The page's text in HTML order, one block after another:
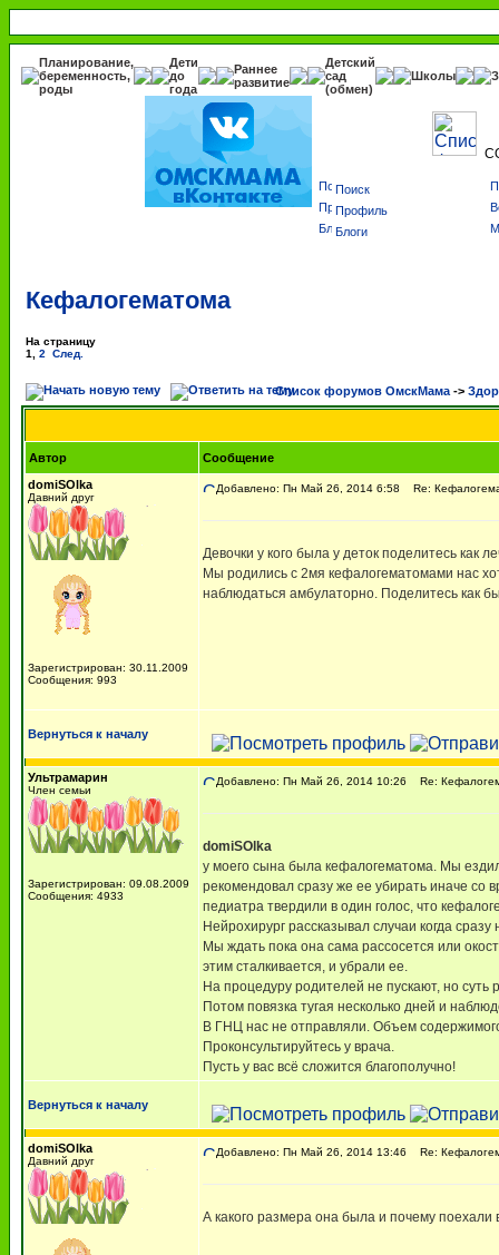
Планирование,
беременность,
роды
Дети
до
года
Раннее
развитие
Детский
сад
(обмен)
Школы
Поиск
Профиль
Блоги
Кефалогематома
На страницу
1
2 След.
Список форумов ОмскМама ->
Автор
Сообщение
domiSOlka
Давний друг
Зарегистрирован: 30.11.2009
Сообщения: 993
Добавлено: Пн Май 26, 2014 6:58 Re:
Девочки у кого была у деток поделитесь как
Мы родились с 2мя кефалогематомами нас
наблюдаться амбулаторно. Поделитесь как
Вернуться к началу
Ультрамарин
Член семьи
Зарегистрирован: 09.08.2009
Сообщения: 4933
Добавлено: Пн Май 26, 2014 10:26 Re:
domiSOlka
у моего сына была кефалогематома. Мы
рекомендовал сразу же ее убирать иначе со
педиатра твердили в один голос, что
Нейрохирург рассказывал случаи когда
Мы ждать пока она сама рассосется или
этим сталкивается, и убрали ее.
На процедуру родителей не пускают, но суть
Потом повязка тугая несколько дней и
В ГНЦ нас не отправляли. Объем
Проконсультируйтесь у врача.
Пусть у вас всё сложится благополучно!
Вернуться к началу
domiSOlka
Давний друг
Добавлено: Пн Май 26, 2014 13:46 Re:
А какого размера она была и почему поехали